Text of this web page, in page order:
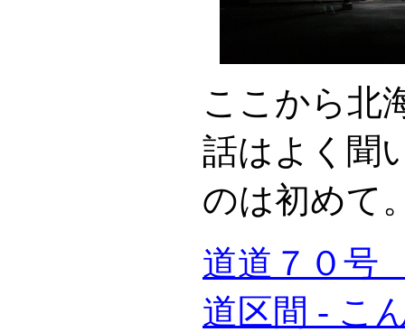
ここから北
話はよく聞
のは初めて
道道７０
道区間 - こ